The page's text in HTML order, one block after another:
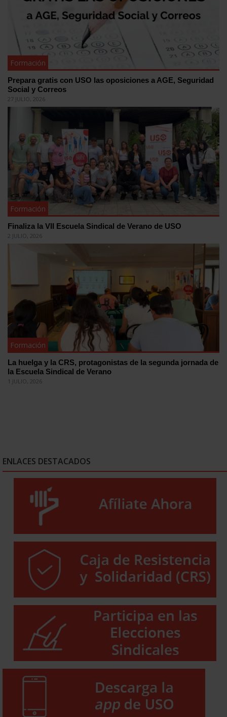
Formación
Prepara gratis con USO las oposiciones a AGE, Seguridad
Social y Correos
27 JULIO, 2026
Formación
Finaliza la VII Escuela Sindical de Verano de USO
2 JULIO, 2026
Formación
La huelga y la CRS, protagonistas de la segunda jornada de
la Escuela Sindical de Verano
1 JULIO, 2026
ENLACES DESTACADOS